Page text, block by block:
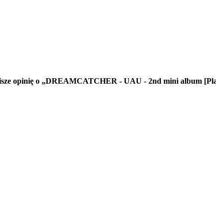
opinię o „DREAMCATCHER - UAU - 2nd mini album